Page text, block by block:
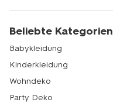
Beliebte Kategorien
Babykleidung
Kinderkleidung
Wohndeko
Party Deko